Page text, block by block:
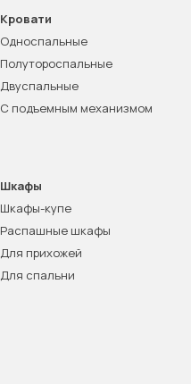
Кровати
Односпальные
Полутороспальные
Двуспальные
С подъемным механизмом
Шкафы
Шкафы-купе
Распашные шкафы
Для прихожей
Для спальни